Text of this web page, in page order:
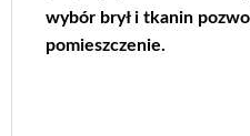
wybór brył i tkanin
pomieszczenie.